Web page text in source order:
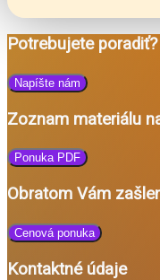
článkoch
Potrebujete poradiť?
Napíšte nám
Zoznam materiálu
Ponuka PDF
Obratom Vám
Cenová ponuka
Kontaktné údaje